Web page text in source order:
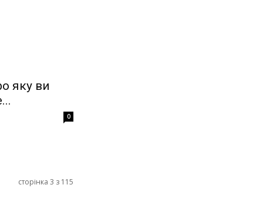
яку ви
0
сторінка 3 з 115